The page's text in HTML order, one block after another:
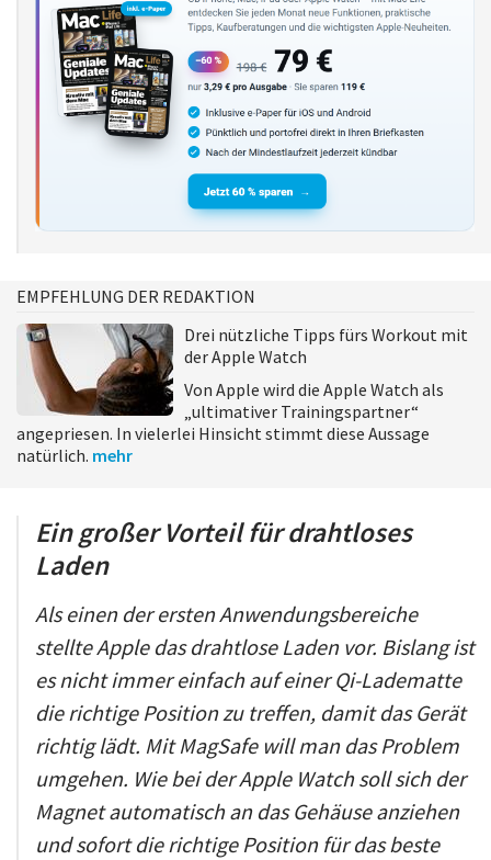
EMPFEHLUNG DER REDAKTION
Drei nützliche Tipps fürs Workout mit
der Apple Watch
Von Apple wird die Apple Watch als
„ultimativer Trainingspartner“
angepriesen. In vielerlei Hinsicht stimmt diese Aussage
natürlich. mehr
Ein großer Vorteil für drahtloses
Laden
Als einen der ersten Anwendungsbereiche
stellte Apple das drahtlose Laden vor. Bislang ist
es nicht immer einfach auf einer Qi-Ladematte
die richtige Position zu treffen, damit das Gerät
richtig lädt. Mit MagSafe will man das Problem
umgehen. Wie bei der Apple Watch soll sich der
Magnet automatisch an das Gehäuse anziehen
und sofort die richtige Position für das beste